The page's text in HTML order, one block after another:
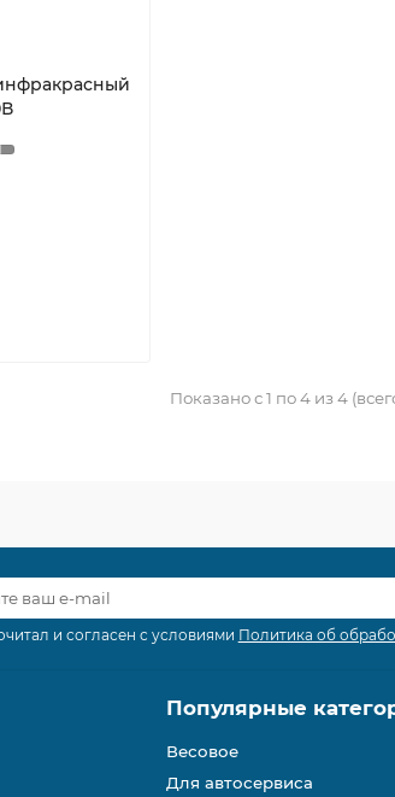
Показано с 1 по 4 из 4
и согласен с условиями Политика об
Популярные
Весовое
Для автосервиса